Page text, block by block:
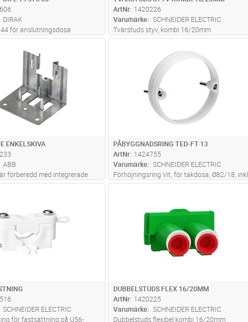
DIRAK
för anslutningsdosa
ArtNr 1420226
Varumärke
SCHNEIDER ELECTRIC
Tvärstuds styv, kombi 16/20mm
ENKELSKIVA
ABB
förberedd med integrerade
träregel. Vid montage av
Kan även monteras på
skr...läs mer
PÅBYGGNADSRING TED-FT 13
ArtNr 1424755
Varumärke
SCHNEIDER ELECTRIC
Förhöjningsring Vit, för takdosa, Ø82/18, inkl
skruv
SCHNEIDER ELECTRIC
för fastsättning på U56-
DUBBELSTUDS FLEX 16/20MM
ArtNr 1420225
Varumärke
SCHNEIDER ELECTRIC
Dubbelstuds flexibel kombi 16/20mm